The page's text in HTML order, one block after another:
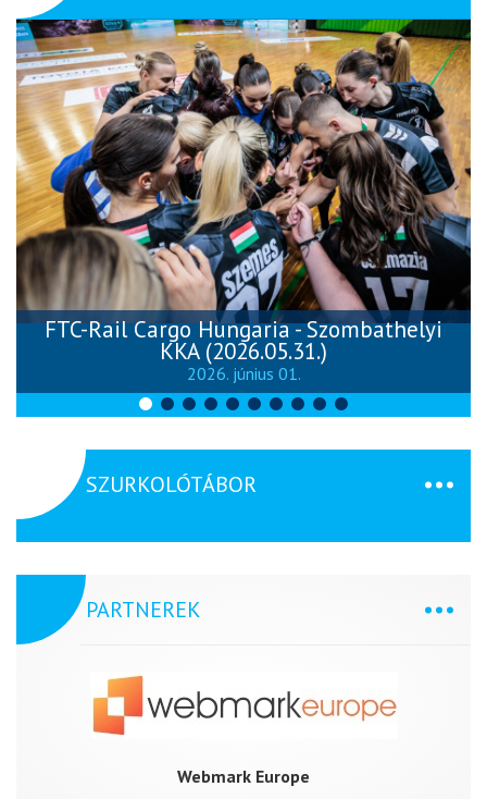
FTC-Rail Cargo Hungaria - Szombathelyi
KKA (2026.05.31.)
2026. június 01.
SZURKOLÓTÁBOR
PARTNEREK
Webmark Europe